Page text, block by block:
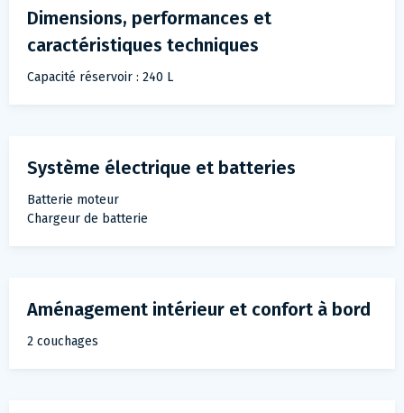
Dimensions, performances et
caractéristiques techniques
Capacité réservoir : 240 L
Système électrique et batteries
Batterie moteur
Chargeur de batterie
Aménagement intérieur et confort à bord
2 couchages